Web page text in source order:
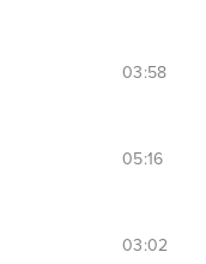
03:58
05:16
03:02